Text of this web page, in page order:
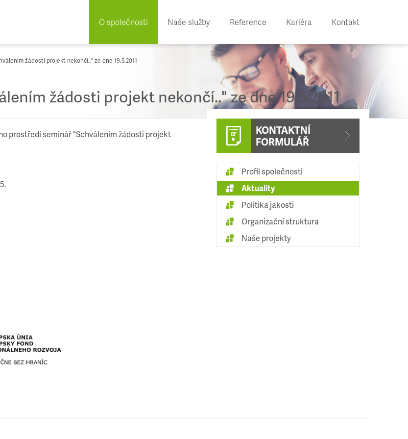
O společnosti Naše služby Reference Kariéra Kontakt
žádosti projekt nekončí.." ze dne 19.5.2011
žádosti projekt nekončí.." ze dne 19.5.2011
prostředí seminář "Schválením žádosti projekt
KONTAKTNÍ
FORMULÁŘ
Profil společnosti
Aktuality
Politika jakosti
Organizační struktura
Naše projekty